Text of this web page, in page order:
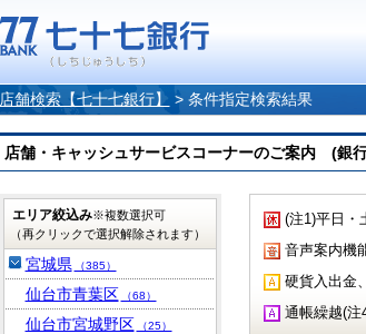
店舗検索【七十七銀行】 > 条件指定検索結果
店舗・キャッシュサービスコーナーのご案内 (銀
(注1)平日・
音声案内機
硬貨入出金
通帳繰越(注
エリア絞込み※複数選択可
（再クリックで選択解除されます）
宮城県 （385）
仙台市青葉区 （68）
仙台市宮城野区 （25）